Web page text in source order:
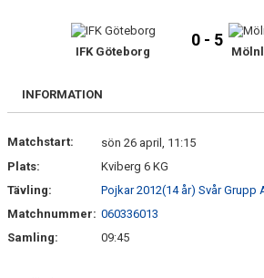
BILDGALLERI
DOKUMENT
IFK Göteborg
0 - 5
INFORMATION
Matchstart:
sön 26 april, 11:15
Plats:
Kviberg 6 KG
Tävling:
Pojkar 2012(14 år) Svår Grupp
Matchnummer: 060336013
Samling:
09:45